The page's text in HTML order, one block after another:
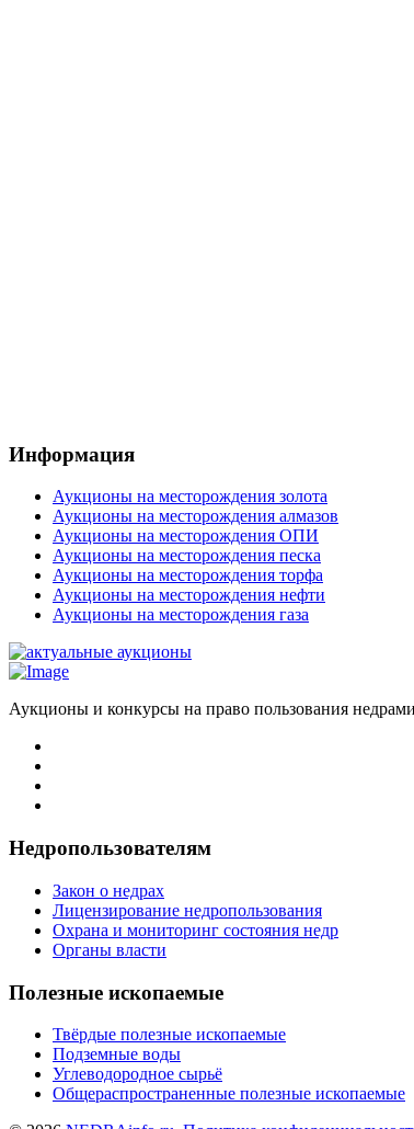
Информация
Аукционы на месторождения золота
Аукционы на месторождения алмазов
Аукционы на месторождения ОПИ
Аукционы на месторождения песка
Аукционы на месторождения торфа
Аукционы на месторождения нефти
Аукционы на месторождения газа
Аукционы и конкурсы на право пользования недрами
Недропользователям
Закон о недрах
Лицензирование недропользования
Охрана и мониторинг состояния недр
Органы власти
Полезные ископаемые
Твёрдые полезные ископаемые
Подземные воды
Углеводородное сырьё
Общераспространенные полезные ископаемые